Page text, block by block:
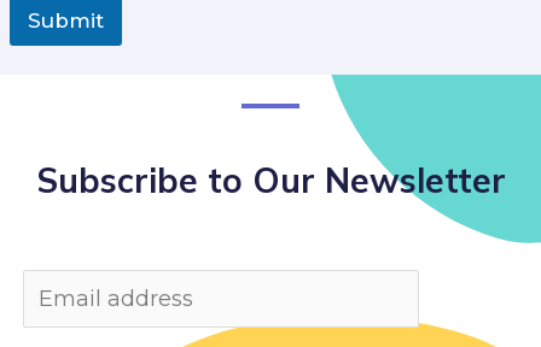
Submit
Subscribe to Our Newsletter